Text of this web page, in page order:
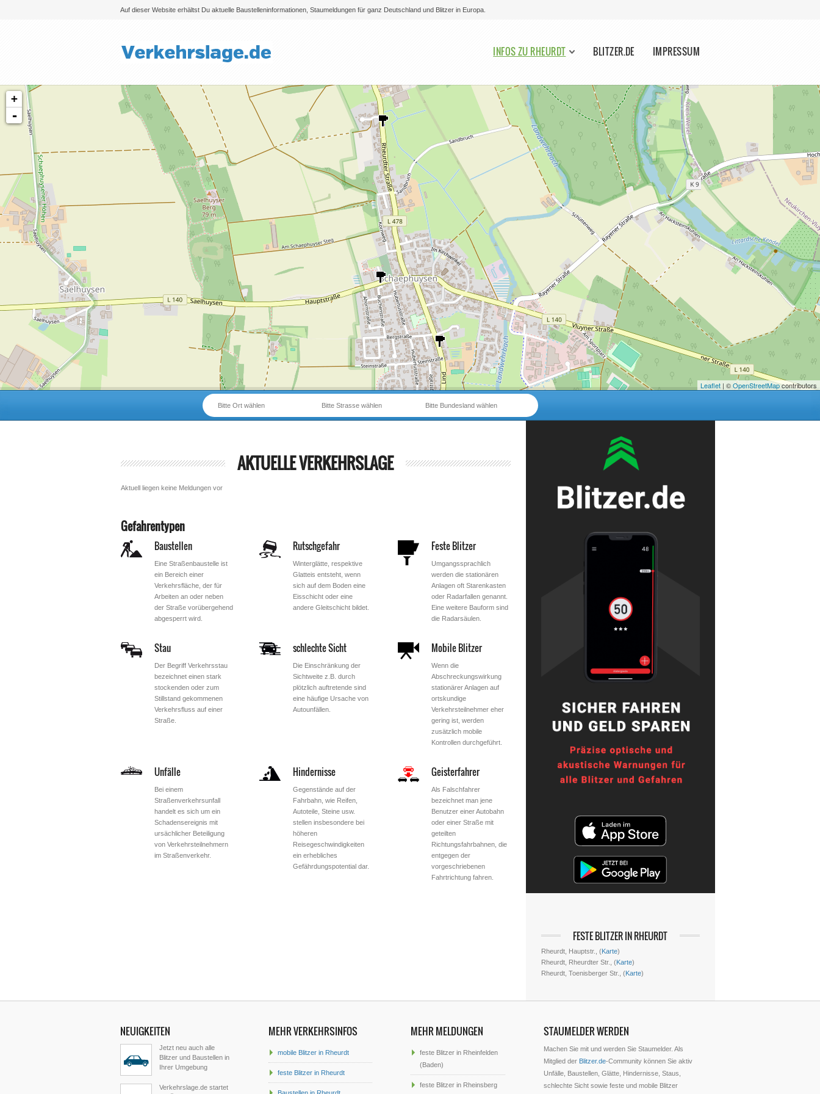
Auf dieser Website erhältst Du aktuelle Baustelleninformationen, Staumeldungen für ganz Deutschland und Blitzer in Europa.
Bitte auswählen
INFOS ZU RHEURDT BLITZER.DE IMPRESSUM
+
-
Leaflet | ©OpenStreetMapcontributors
Bitte Bundesland wählen
Bitte Strasse wählen
Bitte Ort wählen
AKTUELLE VERKEHRSLAGE
Aktuell liegen keine Meldungen vor
Gefahrentypen
Baustellen
Eine Straßenbaustelle ist
ein Bereich einer
Verkehrsfläche, der für
Arbeiten an oder neben
der Straße vorübergehend
abgesperrt wird.
Rutschgefahr
Winterglätte, respektive
Glatteis entsteht, wenn
sich auf dem Boden eine
Eisschicht oder eine
andere Gleitschicht bildet.
Feste Blitzer
Umgangssprachlich
werden die stationären
Anlagen oft Starenkasten
oder Radarfallen genannt.
Eine weitere Bauform sind
die Radarsäulen.
Stau
Der Begriff Verkehrsstau
bezeichnet einen stark
stockenden oder zum
Stillstand gekommenen
Verkehrsfluss auf einer
Straße.
schlechte Sicht
Die Einschränkung der
Sichtweite z.B. durch
plötzlich auftretende sind
eine häufige Ursache von
Autounfällen.
Mobile Blitzer
Wenn die
Abschreckungswirkung
stationärer Anlagen auf
ortskundige
Verkehrsteilnehmer eher
gering ist, werden
zusätzlich mobile
Kontrollen durchgeführt.
Unfälle
Bei einem
Straßenverkehrsunfall
handelt es sich um ein
Schadensereignis mit
ursächlicher Beteiligung
von Verkehrsteilnehmern
im Straßenverkehr.
Hindernisse
Gegenstände auf der
Fahrbahn, wie Reifen,
Autoteile, Steine usw.
stellen insbesondere bei
höheren
Reisegeschwindigkeiten
ein erhebliches
Gefährdungspotential dar.
Geisterfahrer
Als Falschfahrer
bezeichnet man jene
Benutzer einer Autobahn
oder einer Straße mit
geteilten
Richtungsfahrbahnen, die
entgegen der
vorgeschriebenen
Fahrtrichtung fahren.
FESTE BLITZER IN RHEURDT
Rheurdt, Hauptstr., (Karte)
Rheurdt, Rheurdter Str., (Karte)
Rheurdt, Toenisberger Str., (Karte)
NEUIGKEITEN
Jetzt neu auch alle
Blitzer und Baustellen in
Ihrer Umgebung
Verkehrslage.de startet
MEHR VERKEHRSINFOS
mobile Blitzer in Rheurdt
feste Blitzer in Rheurdt
MEHR MELDUNGEN
feste Blitzer in Rheinfelden
(Baden)
feste Blitzer in Rheinsberg
STAUMELDER WERDEN
Machen Sie mit und werden Sie Staumelder. Als
Mitglied der Blitzer.de-Community können Sie aktiv
Unfälle, Baustellen, Glätte, Hindernisse, Staus,
schlechte Sicht sowie feste und mobile Blitzer